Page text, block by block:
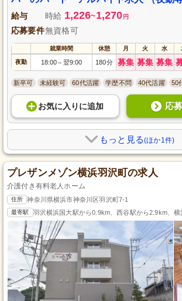
給与 時給 1,226~1,270 円
応募要件無資格可
就業時間 休憩 月 火 水
夜勤 18:00～ 翌9:00 180分 募集 募集 募集
新卒可 未経験可 60代活躍 学歴不問 40代活躍 50
お気に入り に追加 応
もっと見る(ほか1件)
プレザンメゾン横浜羽沢町の求人
介護付き有料老人ホーム
住所 神奈川県横浜市神奈川区羽沢町7-1
最寄駅 羽沢横浜国大駅から0.9km、西谷駅から2.9km、